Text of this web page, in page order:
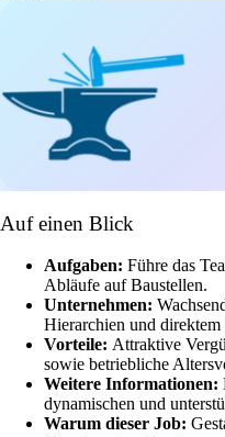
Auf einen Blick
Aufgaben: Führe das
Abläufe auf Baustellen.
Unternehmen:
Hierarchien und
Vorteile: Attraktive
sowie betriebliche
Weitere Informationen:
dynamischen und
Warum dieser Job: